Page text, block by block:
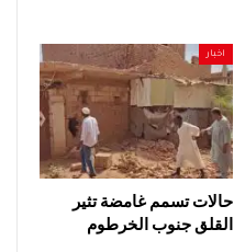
اخبار
حالات تسمم غامضة تثير
القلق جنوب الخرطوم